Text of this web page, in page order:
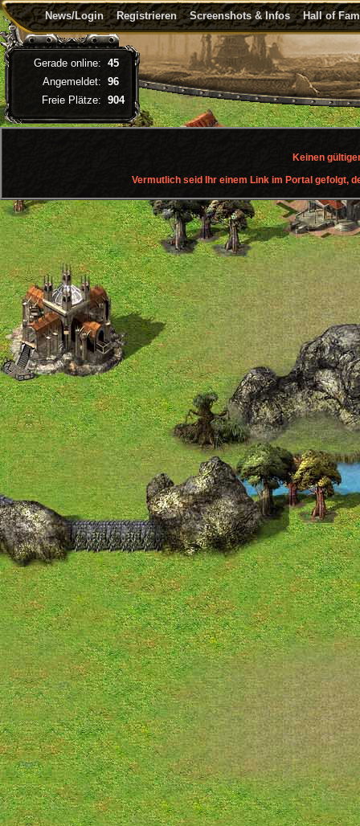
News/Login Registrieren Screenshots & Infos Hall of
Keinen
Vermutlich seid Ihr einem Link im Portal gefolgt,
Gerade online: 45
Angemeldet: 96
Freie Plätze: 904